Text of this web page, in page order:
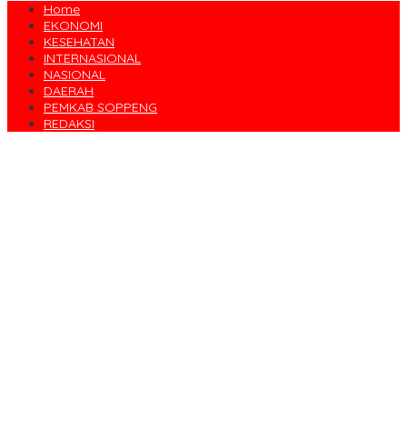
Home
EKONOMI
KESEHATAN
INTERNASIONAL
NASIONAL
DAERAH
PEMKAB SOPPENG
REDAKSI